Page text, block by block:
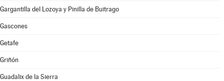
Gargantilla del Lozoya y Pinilla de Buitrago
Gascones
Getafe
Griñón
Guadalix de la Sierra